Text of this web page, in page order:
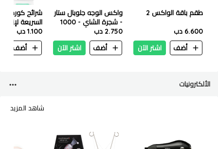
طقم باقة الواكس 2
6.600 دب
أضف
اشتر الآن
واكس الوجه جلوبال ستار
- شجرة الشاي - 1000
جم
2.750 دب
أضف
اشتر الآن
شرائح
السريعة لإزالة
الألوفيرا
1.100 دب
أضف
الألكترونيات
شاهد المزيد